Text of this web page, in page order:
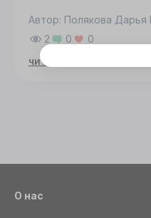
Автор: Полякова Дарья
2
0
0
читать»
О нас
Этот сайт